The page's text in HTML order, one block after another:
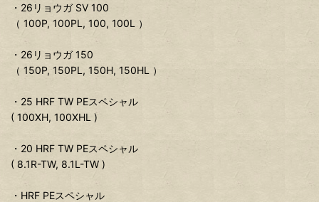
・26リョウガ SV 100
（ 100P, 100PL, 100, 100L ）
・26リョウガ 150
（ 150P, 150PL, 150H, 150HL ）
・25 HRF TW PEスペシャル
( 100XH, 100XHL )
・20 HRF TW PEスペシャル
( 8.1R-TW, 8.1L-TW )
・HRF PEスペシャル